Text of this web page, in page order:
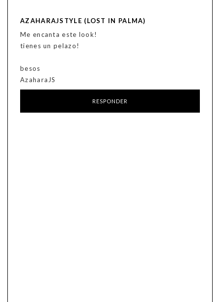
AZAHARAJSTYLE (LOST IN PALMA)
Me encanta este look!
tienes un pelazo!
besos
AzaharaJS
RESPONDER